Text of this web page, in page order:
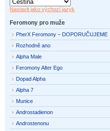
Nastavit jako výchozí jazyk
Feromony pro muže
PherX Feromony – DOPORUČUJEME
Rozhodně ano
Alpha Male
Feromony Alter Ego
Dopad Alpha
Alpha 7
Munice
Androstadienon
Androstenonu